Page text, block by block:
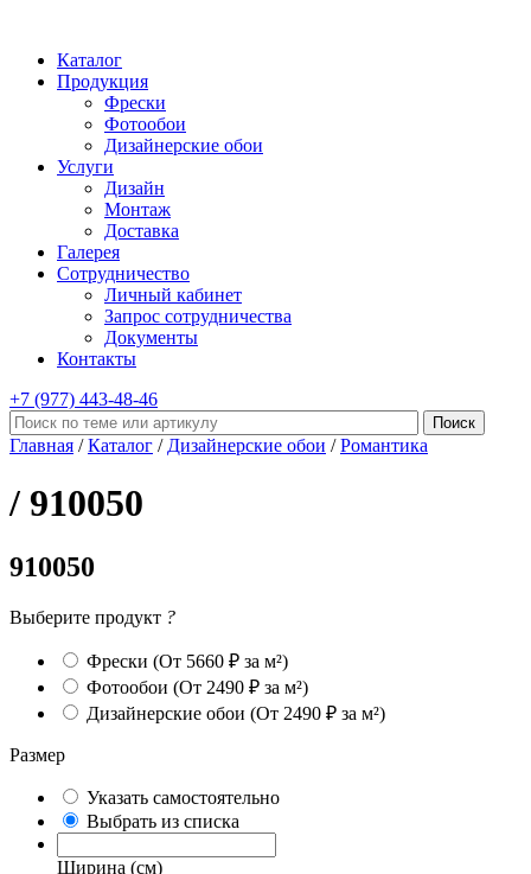
Каталог
Продукция
Фрески
Фотообои
Дизайнерские обои
Услуги
Дизайн
Монтаж
Доставка
Галерея
Сотрудничество
Личный кабинет
Запрос сотрудничества
Документы
Контакты
+7 (977) 443-48-46
Главная /Каталог / Дизайнерские обои /Романтика
/ 910050
910050
Выберите продукт ?
Фрески (От 5660 ₽ за м²)
Фотообои (От 2490 ₽ за м²)
Дизайнерские обои (От 2490 ₽ за м²)
Размер
Указать самостоятельно
Выбрать из списка
Ширина (см)